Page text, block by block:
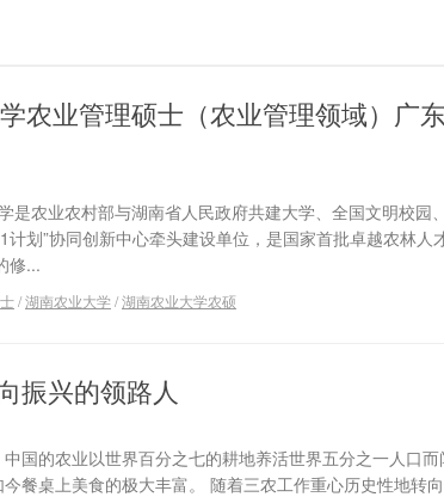
农业管理硕士（农业管理领域）广
是农业农村部与湖南省人民政府共建大学、全国文明校园
划”协同创新中心牵头建设单位，是国家首批卓越农林人
修...
/湖南农业大学/湖南农业大学农硕
振兴的领路人
国的农业以世界百分之七的耕地养活世界五分之一人口
餐桌上美食的极大丰富。 随着三农工作重心历史性地转